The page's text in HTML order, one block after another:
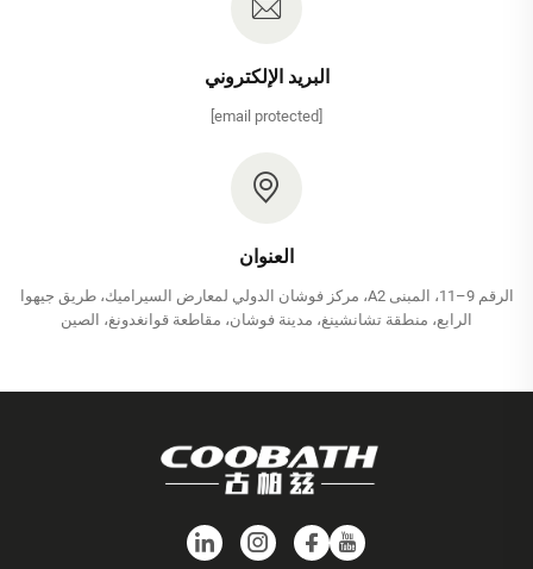
البريد الإلكتروني
[email protected]
العنوان
الرقم 9–11، المبنى A2، مركز فوشان الدولي لمعارض السيراميك، طريق جيهوا
الرابع، منطقة تشانشينغ، مدينة فوشان، مقاطعة قوانغدونغ، الصين